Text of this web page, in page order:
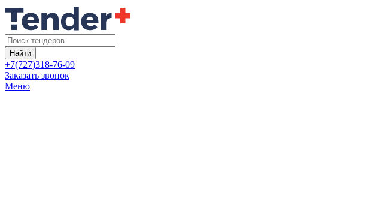
Найти
+7(727)318-76-09
Заказать звонок
Меню